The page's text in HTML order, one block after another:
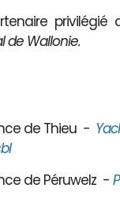
privilégié
de Wallonie.
de Thieu -
de Péruwelz -